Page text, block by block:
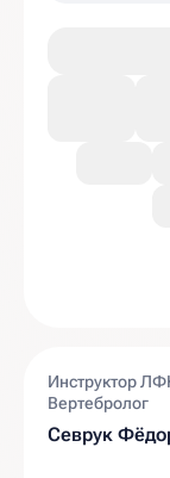
Инструктор
Вертебролог
Севрук